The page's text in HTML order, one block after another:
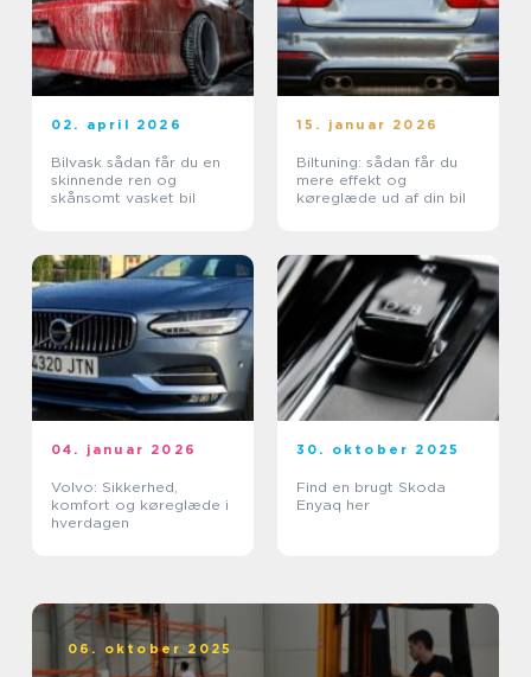
02. april 2026
Bilvask sådan får du en
skinnende ren og
skånsomt vasket bil
15. januar 2026
Biltuning: sådan får du
mere effekt og
køreglæde ud af din bil
04. januar 2026
Volvo: Sikkerhed,
komfort og køreglæde i
hverdagen
30. oktober 2025
Find en brugt Skoda
Enyaq her
06. oktober 2025